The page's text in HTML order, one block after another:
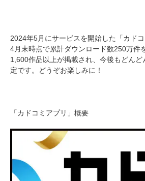
2024年5月にサービスを開始した「カド
4月末時点で累計ダウンロード数250万件
1,600作品以上が掲載され、今後もどん
定です。どうぞお楽しみに！
「カドコミアプリ」概要